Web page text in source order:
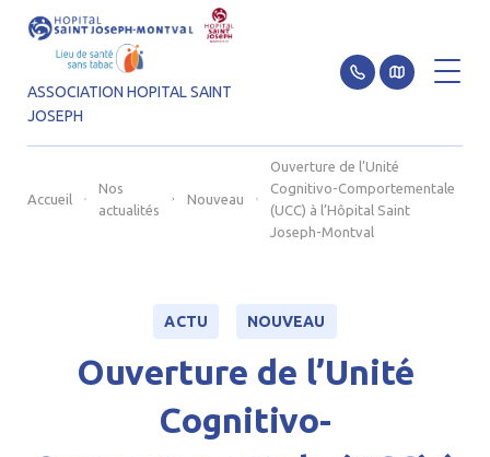
ASSOCIATION HOPITAL SAINT
JOSEPH
Accueil
Nos
actualités
Nouveau
Ouverture de l’Unité
Cognitivo-Comportementale
(UCC) à l’Hôpital Saint
Joseph-Montval
ACTU NOUVEAU
Ouverture de l’Unité
Cognitivo-